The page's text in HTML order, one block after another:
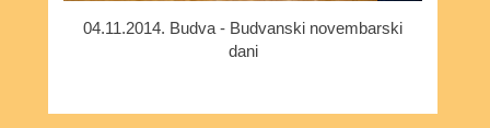
04.11.2014. Budva - Budvanski novembarski
dani